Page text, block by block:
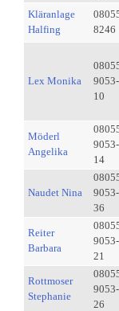
Kläranlage
Halfing
8246
Lex Monika
9053-
10
Möderl
Angelika
9053-
14
Naudet Nina
9053-
36
Reiter
Barbara
9053-
21
Rottmoser
Stephanie
9053-
26